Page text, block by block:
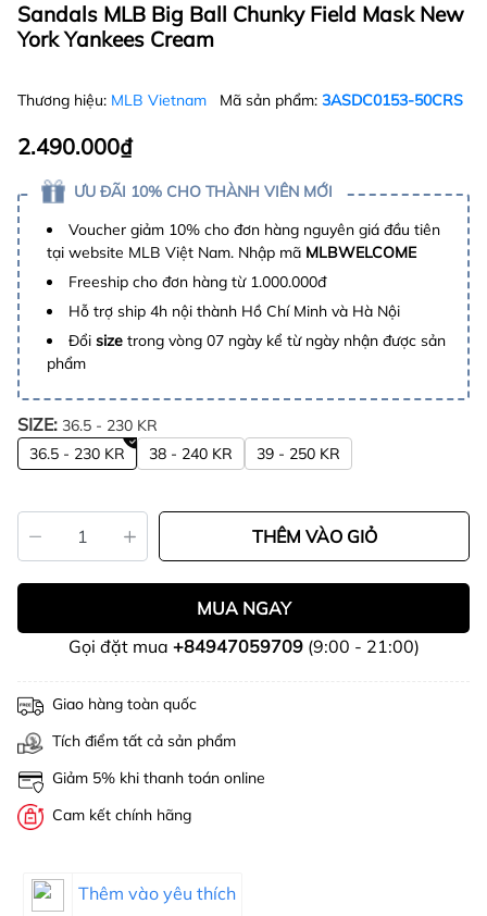
Sandals MLB Big Ball Chunky Field Mask New
York Yankees Cream
Thương hiệu: MLB Vietnam Mã sản phẩm: 3ASDC0153-50CRS
2.490.000₫
ƯU ĐÃI 10% CHO THÀNH VIÊN MỚI
Voucher giảm 10% cho đơn hàng nguyên giá đầu tiên
tại website MLB Việt Nam. Nhập mã MLBWELCOME
Freeship cho đơn hàng từ 1.000.000đ
Hỗ trợ ship 4h nội thành Hồ Chí Minh và Hà Nội
Đổi size trong vòng 07 ngày kể từ ngày nhận được sản
phẩm
SIZE: 36.5 - 230 KR
36.5 - 230 KR
38 - 240 KR 39 - 250 KR
THÊM VÀO GIỎ
MUA NGAY
Gọi đặt mua +84947059709(9:00 - 21:00)
Giao hàng toàn quốc
Tích điểm tất cả sản phẩm
Giảm 5% khi thanh toán online
Cam kết chính hãng
Thêm vào yêu thích